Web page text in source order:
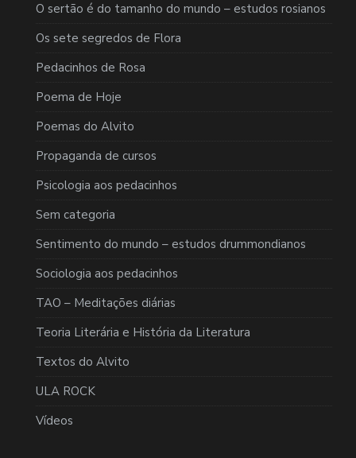
O sertão é do tamanho do mundo – estudos rosianos
Os sete segredos de Flora
Pedacinhos de Rosa
Poema de Hoje
Poemas do Alvito
Propaganda de cursos
Psicologia aos pedacinhos
Sem categoria
Sentimento do mundo – estudos drummondianos
Sociologia aos pedacinhos
TAO – Meditações diárias
Teoria Literária e História da Literatura
Textos do Alvito
ULA ROCK
Vídeos